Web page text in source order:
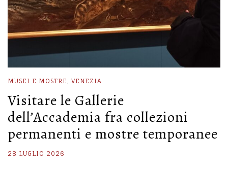
MUSEI E MOSTRE , VENEZIA
Visitare le Gallerie
dell’Accademia fra collezioni
permanenti e mostre temporanee
28 LUGLIO 2026